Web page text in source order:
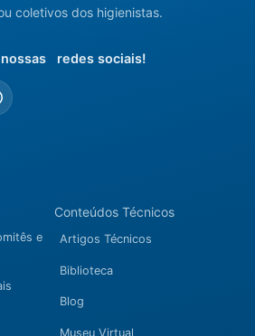
coletivos dos higienistas.
redes sociais!
e
Conteúdos Técnicos
Artigos Técnicos
Biblioteca
Blog
Museu Virtual